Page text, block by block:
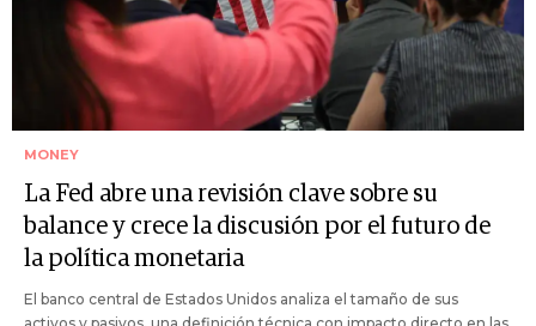
MONEY
La Fed abre una revisión clave sobre su
balance y crece la discusión por el futuro de
la política monetaria
El banco central de Estados Unidos analiza el tamaño de sus